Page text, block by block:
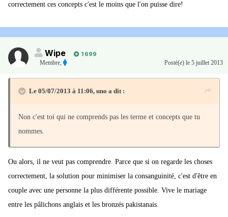
correctement ces concepts c'est le moins que l'on puisse dire!
Wipe
1 699
Membre, Posté(e) le 5 juillet 2013
Le 05/07/2013 à 11:06, uno a dit :
Non c'est toi qui ne comprends pas les terme et concepts que tu
nommes.
Ou alors, il ne veut pas comprendre. Parce que si on regarde les choses
correctement, la solution pour minimiser la consanguinité, c'est d'être en
couple avec une personne la plus différente possible. Vive le mariage
entre les pâlichons anglais et les bronzés pakistanais.